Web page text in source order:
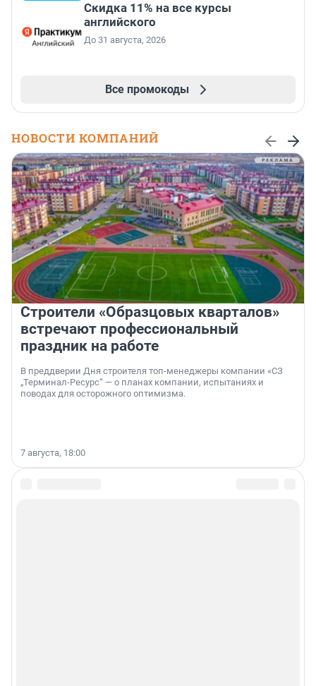
Скидка 11% на все курсы
английского
До 31 августа, 2026
Все промокоды
НОВОСТИ КОМПАНИЙ
Строители «Образцовых кварталов»
встречают профессиональный
праздник на работе
В преддверии Дня строителя топ-менеджеры компании «СЗ
„Терминал-Ресурс“ — о планах компании, испытаниях и
поводах для осторожного оптимизма.
7 августа, 18:00